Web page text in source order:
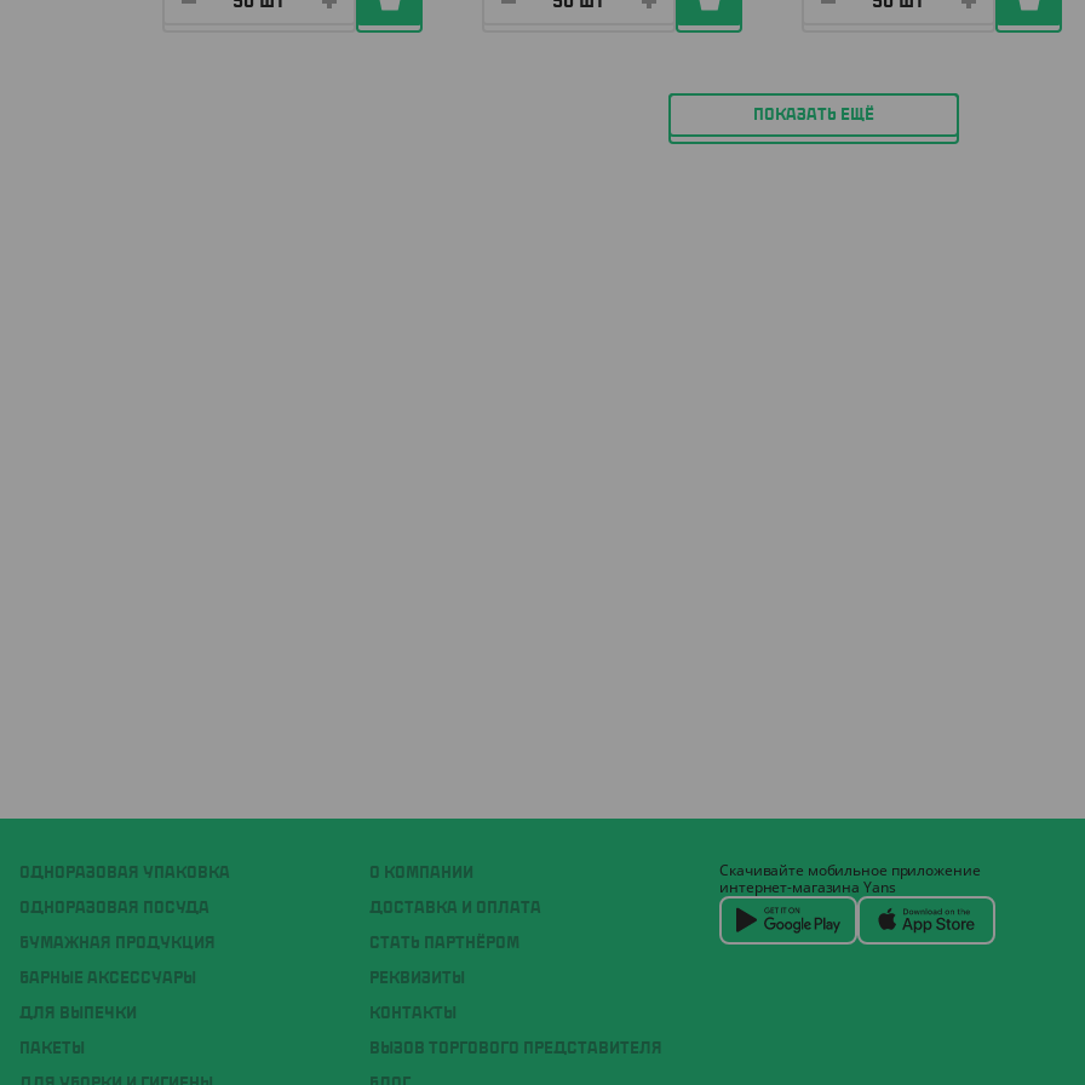
ПОКАЗАТЬ ЕЩЁ
ОДНОРАЗОВАЯ УПАКОВКА
ОДНОРАЗОВАЯ ПОСУДА
БУМАЖНАЯ ПРОДУКЦИЯ
БАРНЫЕ АКСЕССУАРЫ
ДЛЯ ВЫПЕЧКИ
ПАКЕТЫ
О КОМПАНИИ
ДОСТАВКА И ОПЛАТА
СТАТЬ ПАРТНЁРОМ
РЕКВИЗИТЫ
КОНТАКТЫ
ВЫЗОВ ТОРГОВОГО ПРЕДСТАВИТЕЛЯ
Скачивайте мобильное приложение
интернет-магазина Yans